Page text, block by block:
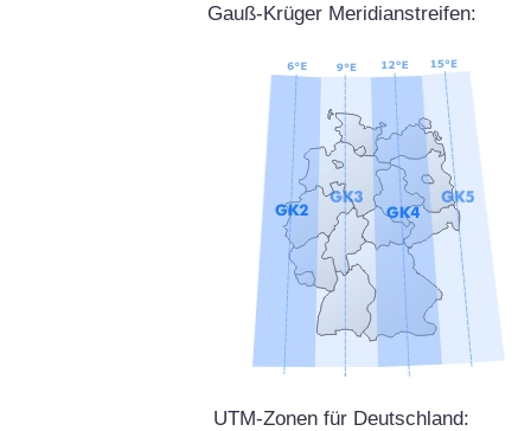
Gauß-Krüger Meridianstreifen:
UTM-Zonen für Deutschland: